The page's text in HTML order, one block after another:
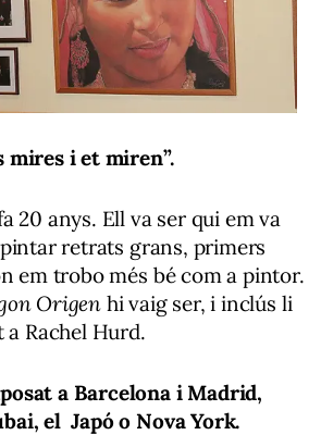
mires i et miren”.
20 anys. Ell va ser qui em va
retrats grans, primers
em trobo més bé com a pintor.
Origen hi vaig ser, i inclús li
Rachel Hurd.
a Barcelona i Madrid,
el Japó o Nova York.